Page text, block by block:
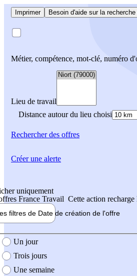
Imprimer Besoin d'aide sur la
Métier, compétence, mot-clé, numéro
Lieu de travail
Distance autour du lieu choisi
Rechercherdes offres
uniquement
France Travail Cette action
filtres de Date de création de l'offre
création de l'offre
Un jour
Trois jours
Une semaine
Créer une alerte